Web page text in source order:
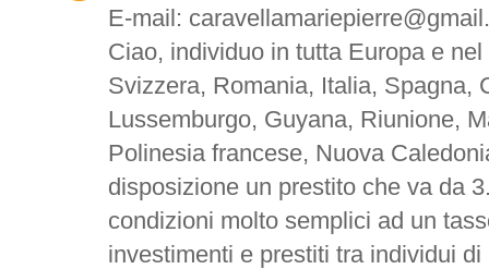
E-mail:
Ciao, individuo in tutta Europa e
Svizzera, Romania, Italia, Spagna,
Lussemburgo, Guyana, Riunione,
Polinesia francese, Nuova
disposizione un prestito che va da
condizioni molto semplici ad un
investimenti e prestiti tra individui